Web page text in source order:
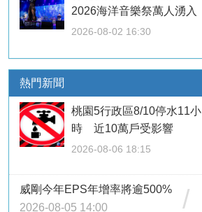
2026海洋音樂祭萬人湧入
2026-08-02 16:30
熱門新聞
桃園5行政區8/10停水11小
時 近10萬戶受影響
2026-08-06 18:15
威剛今年EPS年增率將逾500%
2026-08-05 14:00
/